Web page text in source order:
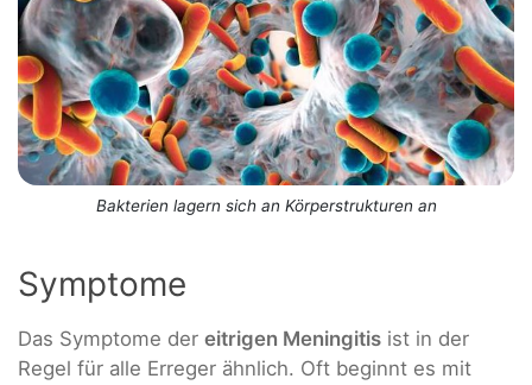
Bakterien lagern sich an Körperstrukturen an
Symptome
Das Symptome der eitrigen Meningitis ist in der
Regel für alle Erreger ähnlich. Oft beginnt es mit